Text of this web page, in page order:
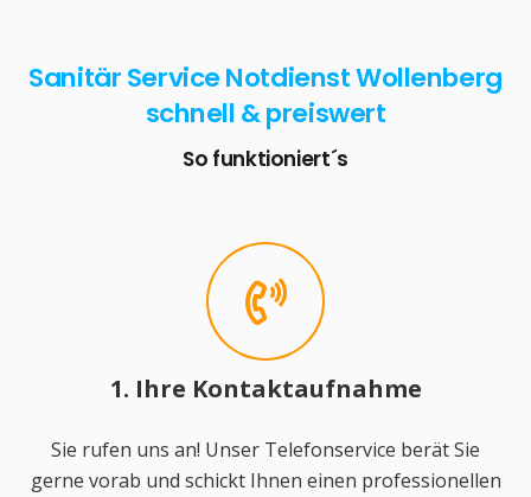
Sanitär Service Notdienst Wollenberg
schnell & preiswert
So funktioniert´s
1. Ihre Kontaktaufnahme
Sie rufen uns an! Unser Telefonservice berät Sie
gerne vorab und schickt Ihnen einen professionellen